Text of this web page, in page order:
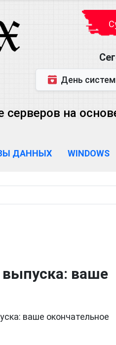
День системного
на
ДАННЫХ WINDOWS
выпуска: ваше
ваше окончательное